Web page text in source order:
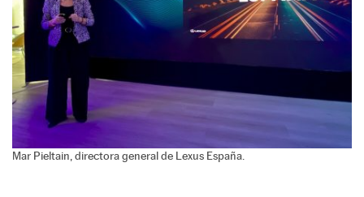
Mar Pieltain, directora general de Lexus España.